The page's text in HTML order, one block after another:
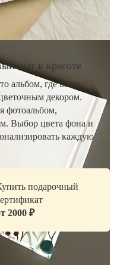
шаг к красоте
альбом, где ваши
декором.
фотоальбом,
Выбор цвета фона и
каждую
подарочный
2000 ₽